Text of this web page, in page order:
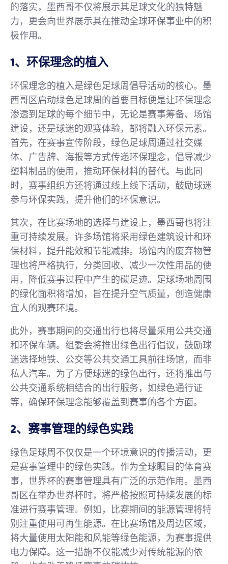
的落实，墨西哥不仅将展示其足球文化的独特魅
力，更会向世界展示其在推动全球环保事业中的积
极作用。
1、环保理念的植入
环保理念的植入是绿色足球周倡导活动的核心。墨
西哥区启动绿色足球周的首要目标便是让环保理念
渗透到足球的每个细节中，无论是赛事筹备、场馆
建设，还是球迷的观赛体验，都将融入环保元素。
首先，在赛事宣传阶段，绿色足球周通过社交媒
体、广告牌、海报等方式传递环保理念，倡导减少
塑料制品的使用，推动环保材料的替代。与此同
时，赛事组织方还将通过线上线下活动，鼓励球迷
参与环保实践，提升他们的环保意识。
其次，在比赛场地的选择与建设上，墨西哥也将注
重可持续发展。许多场馆将采用绿色建筑设计和环
保材料，提升能效和节能减排。场馆内的废弃物管
理也将严格执行，分类回收、减少一次性用品的使
用，降低赛事过程中产生的碳足迹。足球场地周围
的绿化面积将增加，旨在提升空气质量，创造健康
宜人的观赛环境。
此外，赛事期间的交通出行也将尽量采用公共交通
和环保车辆。组委会将推出绿色出行倡议，鼓励球
迷选择地铁、公交等公共交通工具前往场馆，而非
私人汽车。为了方便球迷的绿色出行，还将推出与
公共交通系统相结合的出行服务，如绿色通行证
等，确保环保理念能够覆盖到赛事的各个方面。
2、赛事管理的绿色实践
绿色足球周不仅仅是一个环境意识的传播活动，更
是赛事管理中的绿色实践。作为全球瞩目的体育赛
事，世界杯的赛事管理具有广泛的示范作用。墨西
哥区在举办世界杯时，将严格按照可持续发展的标
准进行赛事管理。例如，比赛期间的能源管理将特
别注重使用可再生能源。在比赛场馆及周边区域，
将大量使用太阳能和风能等绿色能源，为赛事提供
电力保障。这一措施不仅能减少对传统能源的依